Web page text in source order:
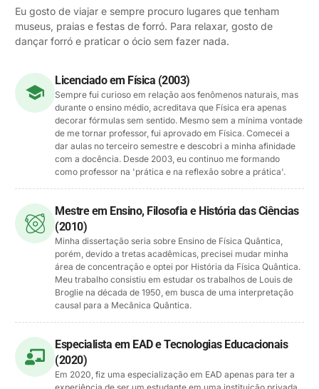
Eu gosto de viajar e sempre procuro lugares que tenham
museus, praias e festas de forró. Para relaxar, gosto de
dançar forró e praticar o ócio sem fazer nada.
Licenciado em Física (2003)
Sempre fui curioso em relação aos fenômenos naturais, mas
durante o ensino médio, acreditava que Física era apenas
decorar fórmulas sem sentido. Mesmo sem a mínima vontade
de me tornar professor, fui aprovado em Física. Comecei a
dar aulas no terceiro semestre e descobri a minha afinidade
com a docência. Desde 2003, eu continuo me formando
como professor na 'prática e na reflexão sobre a prática'.
Mestre em Ensino, Filosofia e História das Ciências
(2010)
Minha dissertação seria sobre Ensino de Física Quântica,
porém, devido a tretas acadêmicas, precisei mudar minha
área de concentração e optei por História da Física Quântica.
Meu trabalho consistiu em estudar os trabalhos de Louis de
Broglie na década de 1950, em busca de uma interpretação
causal para a Mecânica Quântica.
Especialista em EAD e Tecnologias Educacionais
(2020)
Em 2020, fiz uma especialização em EAD apenas para ter a